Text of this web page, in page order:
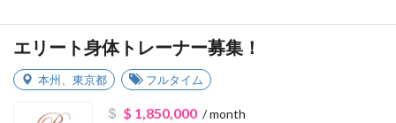
エリート身体トレーナー募集！
本州 東京都 フルタイム
$ 1,850,000/ month